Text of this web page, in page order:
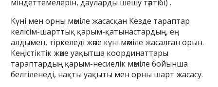
міндеттемелерін, дауларды шешу тәртібі) .
Күні мен орны мәміле жасасқан Кезде тараптар
келісім-шарттық қарым-қатынастардың, ең
алдымен, тіркеледі және күні мәміле жасалған орын.
Кеңістіктік және уақытша координаттары
тараптардың қарым-несиелік мәміле бойынша
белгіленеді, нақты уақыты мен орны шарт жасасу.